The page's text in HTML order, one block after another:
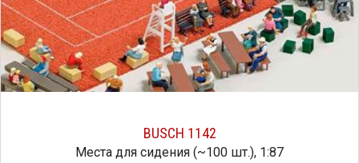
BUSCH 1142
Места для сидения (~100 шт.), 1:87